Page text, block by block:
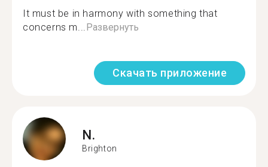
It must be in harmony with something that
concerns m...Развернуть
Скачать приложение
N.
Brighton